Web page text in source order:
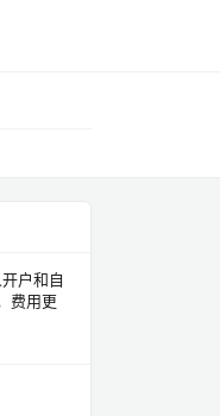
户和自
费用更